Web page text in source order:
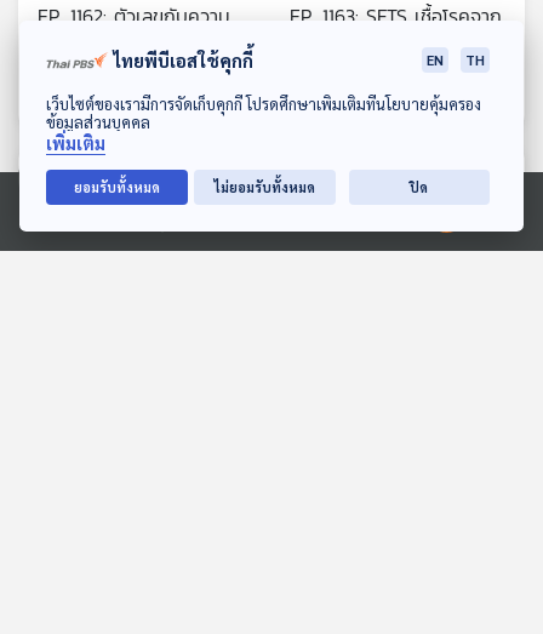
ดาวน์โหลด Thai PBS Podcast Application
Ⓒ 2020 องค์การกระจายเสียงและแพร่ภาพสาธารณะแห่งประเทศไทย
EP. 1162: ตัวเลขกับความ
หมายที่ซ่อนเร้นจากผลตรวจ
สุขภาพ
EP. 1163: SFTS เชื้อโรคจาก
ตอนที่เกี่ยวข้อง
ไทยพีบีเอสใช้คุกกี้ EN TH
เว็บไซต์ของเรามีการจัดเก็บคุกกี้ โปรดศึกษาเพิ่มเติมที่นโยบายคุ้มครอง
ข้อมูลส่วนบุคคล
เพิ่มเติม
ยอมรับทั้งหมด ไม่ยอมรับทั้งหมด ปิด